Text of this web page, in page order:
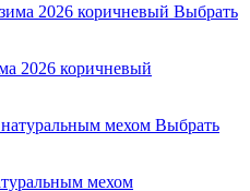
Выбрать
2026 коричневый
Выбрать
мехом